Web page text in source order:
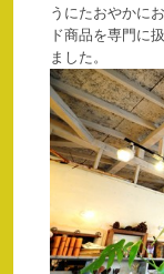
うにたおやかに
ド商品を専門に
ました。